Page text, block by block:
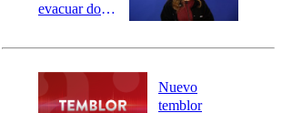
evacuar dos
Carahue por
río Damas:
activa
Nuevo
temblor